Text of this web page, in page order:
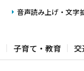
音声読み上げ・文字
子育て・教育 交